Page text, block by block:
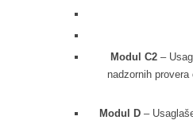
Modul C2–
nadzornih
Modul D –